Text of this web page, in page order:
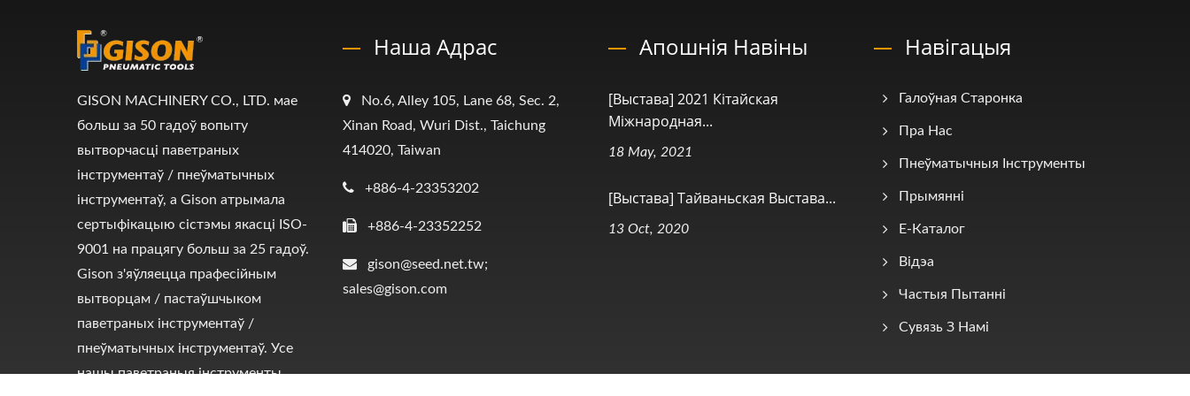
GISON MACHINERY CO., LTD. мае
больш за 50 гадоў вопыту
вытворчасці паветраных
інструментаў / пнеўматычных
інструментаў, а Gison атрымала
сертыфікацыю сістэмы якасці ISO-
9001 на працягу больш за 25 гадоў.
Gison з'яўляецца прафесійным
вытворцам / пастаўшчыком
паветраных інструментаў /
пнеўматычных інструментаў. Усе
нашы паветраныя інструменты
Наша Адрас
No.6, Alley 105, Lane 68, Sec. 2,
Xinan Road, Wuri Dist., Taichung
414020, Taiwan
+886-4-23353202
+886-4-23352252
gison@seed.net.tw;
sales@gison.com
Апошнія Навіны
[Выстава] 2021 Кітайская
Міжнародная...
18 May, 2021
[Выстава] Тайваньская Выстава...
13 Oct, 2020
Навігацыя
Галоўная Старонка
Пра Нас
Пнеўматычныя Інструменты
Прымянні
E-Каталог
Відэа
Частыя Пытанні
Сувязь З Намі